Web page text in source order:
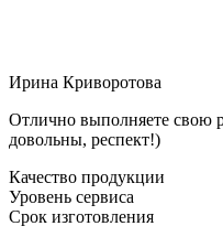
Ирина Криворотова
Отлично выполняете свою
довольны, респект!)
Качество продукции
Уровень сервиса
Срок изготовления